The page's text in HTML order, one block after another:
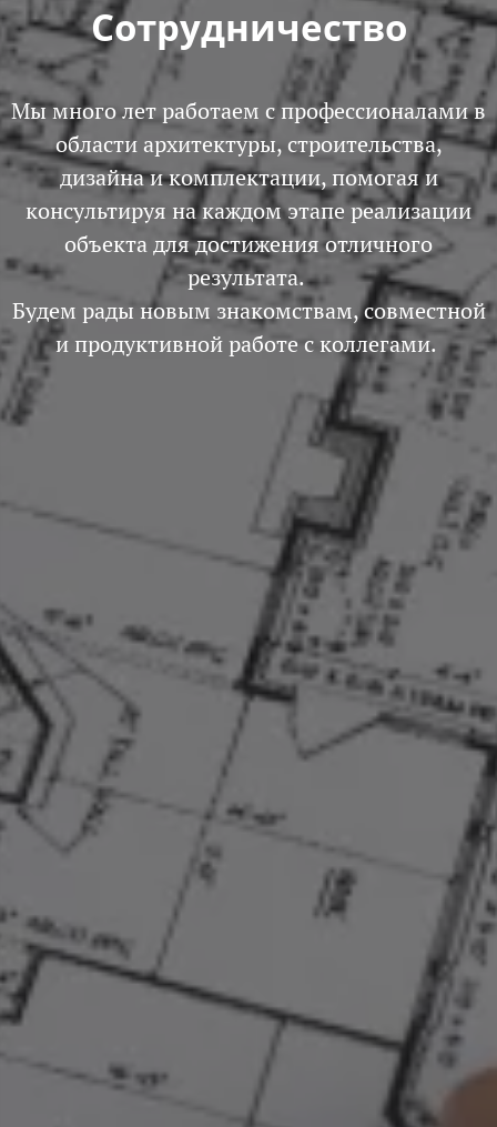
Сотрудничество
Мы много лет работаем с профессионалами в
области архитектуры, строительства,
дизайна и комплектации, помогая и
консультируя на каждом этапе реализации
объекта для достижения отличного
результата.
Будем рады новым знакомствам, совместной
и продуктивной работе с коллегами.